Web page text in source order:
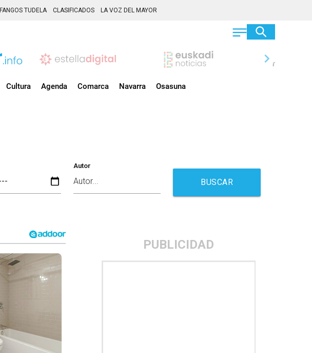
FANGOS TUDELA CLASIFICADOS LA VOZ DEL MAYOR
chevron_right
Cultura Agenda Comarca Navarra Osasuna
Autor
BUSCAR
PUBLICIDAD